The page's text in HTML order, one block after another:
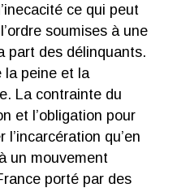
ce qui peut
soumises à une
part des délinquants.
la peine et la
La contrainte du
et l’obligation pour
qu’en
un mouvement
porté par des